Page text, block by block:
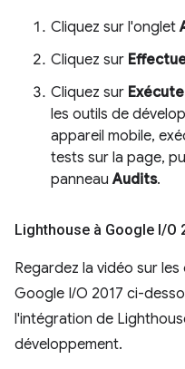
Cliquez sur l'onglet
Cliquez sur
Cliquez sur
les outils de
appareil mobile,
tests sur la page,
panneauAudits.
Lighthouse à Google I/O
Regardez la vidéo sur
Google I/O 2017 ci-
l'intégration de
développement.